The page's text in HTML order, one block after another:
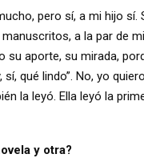
pero sí, a mi hijo sí.
a la par de
aporte, su mirada,
qué lindo”. No, yo
la leyó. Ella leyó la
y otra?